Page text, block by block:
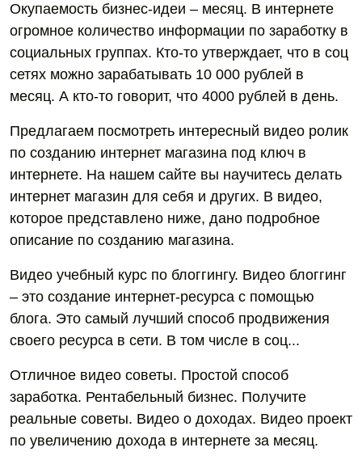
Окупаемость бизнес-идеи – месяц. В интернете
огромное количество информации по заработку в
социальных группах. Кто-то утверждает, что в соц
сетях можно зарабатывать 10 000 рублей в
месяц. А кто-то говорит, что 4000 рублей в день.
Предлагаем посмотреть интересный видео ролик
по созданию интернет магазина под ключ в
интернете. На нашем сайте вы научитесь делать
интернет магазин для себя и других. В видео,
которое представлено ниже, дано подробное
описание по созданию магазина.
Видео учебный курс по блоггингу. Видео блоггинг
– это создание интернет-ресурса с помощью
блога. Это самый лучший способ продвижения
своего ресурса в сети. В том числе в соц...
Отличное видео советы. Простой способ
заработка. Рентабельный бизнес. Получите
реальные советы. Видео о доходах. Видео проект
по увеличению дохода в интернете за месяц.